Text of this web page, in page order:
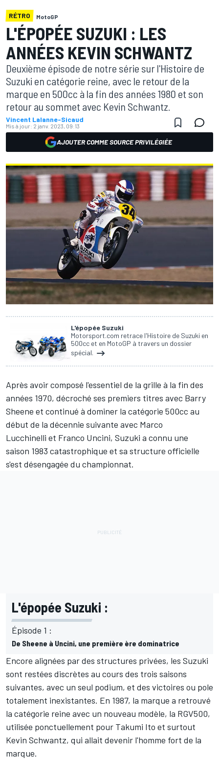
RÉTRO MotoGP
L'ÉPOPÉE SUZUKI : LES
ANNÉES KEVIN SCHWANTZ
Deuxième épisode de notre série sur l'Histoire de
Suzuki en catégorie reine, avec le retour de la
marque en 500cc à la fin des années 1980 et son
retour au sommet avec Kevin Schwantz.
Vincent Lalanne-Sicaud
Mis à jour: 2 janv. 2023, 09:13
AJOUTER COMME SOURCE PRIVILÉGIÉE
L'épopée Suzuki
Motorsport.com retrace l'Histoire de Suzuki en
500cc et en MotoGP à travers un dossier
spécial.
Après avoir composé l'essentiel de la grille à la fin des
années 1970, décroché ses premiers titres avec Barry
Sheene et continué à dominer la catégorie 500cc au
début de la décennie suivante avec Marco
Lucchinelli et Franco Uncini, Suzuki a connu une
saison 1983 catastrophique et sa structure officielle
s'est désengagée du championnat.
L'épopée Suzuki :
Épisode 1 :
De Sheene à Uncini, une première ère dominatrice
Encore alignées par des structures privées, les Suzuki
sont restées discrètes au cours des trois saisons
suivantes, avec un seul podium, et des victoires ou pole
totalement inexistantes. En 1987, la marque a retrouvé
la catégorie reine avec un nouveau modèle, la RGV500,
utilisée ponctuellement pour Takumi Ito et surtout
Kevin Schwantz, qui allait devenir l'homme fort de la
marque.